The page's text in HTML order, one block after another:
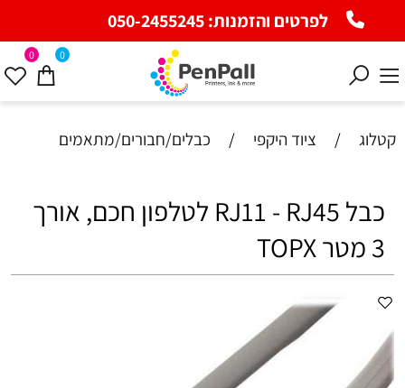
לפרטים והזמנות:050-2455245
0 0
קטלוג / ציוד היקפי / כבלים/חבורים/מתאמים
כבל RJ11 - RJ45 לטלפון חכם, אורך
3 מטר TOPX